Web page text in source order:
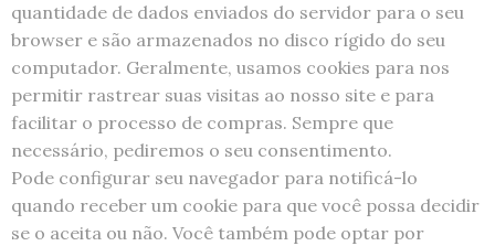
quantidade de dados enviados do servidor para o seu
browser e são armazenados no disco rígido do seu
computador. Geralmente, usamos cookies para nos
permitir rastrear suas visitas ao nosso site e para
facilitar o processo de compras. Sempre que
necessário, pediremos o seu consentimento.
Pode configurar seu navegador para notificá-lo
quando receber um cookie para que você possa decidir
se o aceita ou não. Você também pode optar por